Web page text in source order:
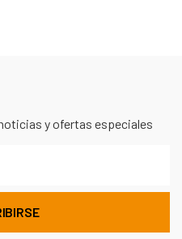
y ofertas especiales